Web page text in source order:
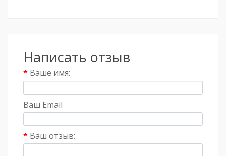
Написать отзыв
Ваше имя:
Ваш Email
Ваш отзыв: